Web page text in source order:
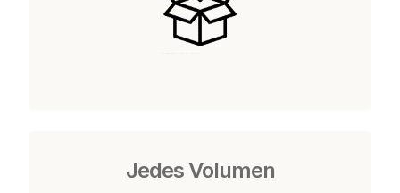
Jedes Volumen